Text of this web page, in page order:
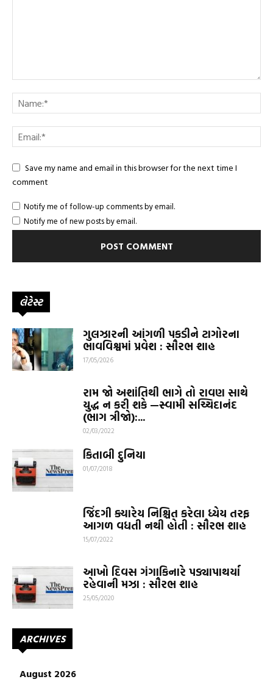
Save my name and email in this browser for the next time I
comment
Notify me of follow-up comments by email.
Notify me of new posts by email.
લેટેસ્ટ
ગુલઝારની આંગળી પકડીને ટાગોરના
ભાવવિશ્વમાં પ્રવેશ : સૌરભ શાહ
17/05/2026
રામ જો અશાંતિથી ભાગે તો રાવણ સાથે
યુદ્ધ ન કરી શકે —સ્વામી સચ્ચિદાનંદ
(ભાગ ત્રીજો):...
02/03/2022
કિતાબી દુનિયા
01/07/2018
જિંદગી ક્યારેય નિશ્ચિત કરેલા ધ્યેય તરફ
આગળ વધતી નથી હોતી : સૌરભ શાહ
15/07/2022
આખો દિવસ ગંગાકિનારે પડ્યાપાથર્યા
રહેવાની મઝા : સૌરભ શાહ
25/05/2020
ARCHIVES
August 2026